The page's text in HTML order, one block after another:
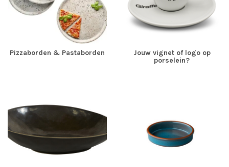
Pizzaborden & Pastaborden
Jouw vignet of logo op
porselein?